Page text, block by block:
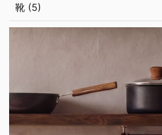
靴 (5)